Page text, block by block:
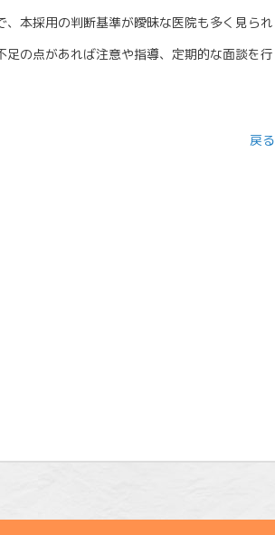
本採用の判断基準が曖昧な医院も多く見られ
の点があれば注意や指導、定期的な面談を行
戻る